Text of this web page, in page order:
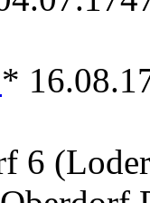
*
6